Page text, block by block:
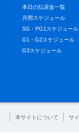
本日の払戻金一覧
月間スケジュール
SG・PG1スケジュール
G1・G2スケジュール
G3スケジュール
本サイトについて サ